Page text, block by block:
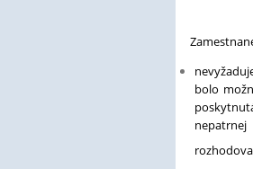
bolo